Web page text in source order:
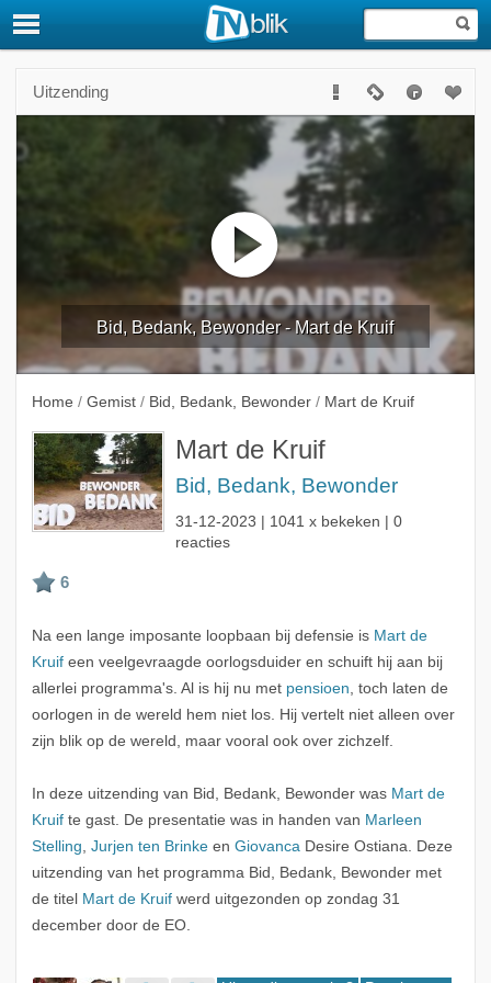
Uitzending
Bid, Bedank, Bewonder - Mart de Kruif
Home / Gemist / Bid, Bedank, Bewonder / Mart de Kruif
Mart de Kruif
Bid, Bedank, Bewonder
31-12-2023 | 1041 x bekeken | 0
reacties
Na een lange imposante loopbaan bij defensie is Mart de
Kruifeen veelgevraagde oorlogsduider en schuift hij aan bij
allerlei programma's. Al is hij nu met pensioen, toch laten de
oorlogen in de wereld hem niet los. Hij vertelt niet alleen over
zijn blik op de wereld, maar vooral ook over zichzelf.
In deze uitzending van Bid, Bedank, Bewonder was Mart de
Kruifte gast. De presentatie was in handen van Marleen
Stelling, Jurjen ten Brinkeen GiovancaDesire Ostiana. Deze
uitzending van het programma Bid, Bedank, Bewonder met
de titel
Mart de Kruifwerd uitgezonden op zondag 31
december door de EO.